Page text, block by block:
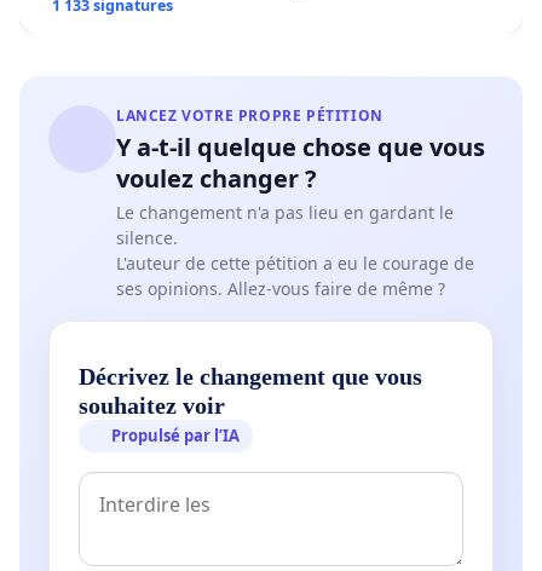
1 133 signatures
LANCEZ VOTRE PROPRE PÉTITION
Y a-t-il quelque chose que vous
voulez changer ?
Le changement n'a pas lieu en gardant le
silence.
L'auteur de cette pétition a eu le courage de
ses opinions. Allez-vous faire de même ?
Décrivez le changement que vous
souhaitez voir
Propulsé par l’IA